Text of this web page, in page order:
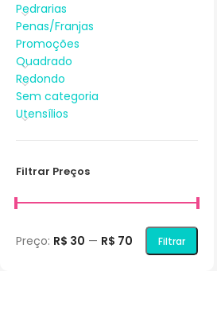
Pedrarias
Penas/Franjas
Promoções
Quadrado
Redondo
Sem categoria
Utensílios
Filtrar Preços
Filtrar
Preço: R$ 30 — R$ 70